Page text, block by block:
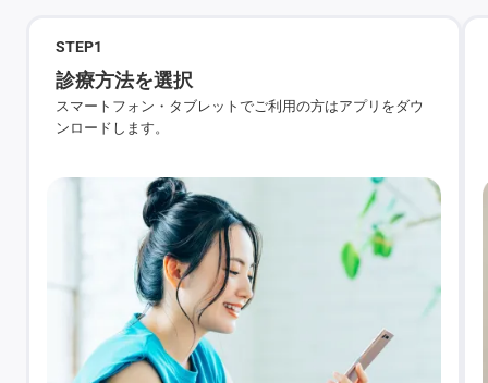
STEP1
診療方法を選択
スマートフォン・タブレットでご利用の方はアプリをダウ
ンロードします。